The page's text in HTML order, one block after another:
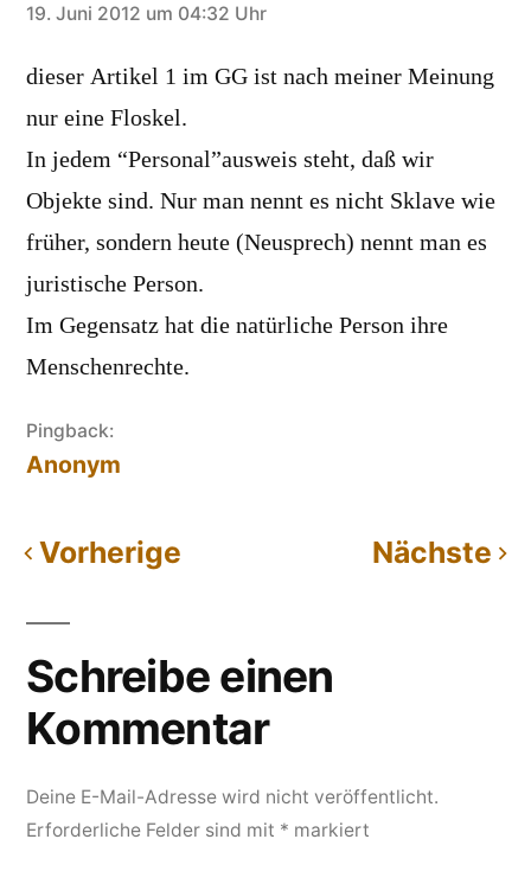
sagt:
19. Juni 2012 um 04:32 Uhr
dieser Artikel 1 im GG ist nach meiner Meinung
nur eine Floskel.
In jedem “Personal”ausweis steht, daß wir
Objekte sind. Nur man nennt es nicht Sklave wie
früher, sondern heute (Neusprech) nennt man es
juristische Person.
Im Gegensatz hat die natürliche Person ihre
Menschenrechte.
Pingback:
Anonym
Kommentarnavigation
Vorherige Nächste
Schreibe einen
Kommentar
Deine E-Mail-Adresse wird nicht veröffentlicht.
Erforderliche Felder sind mit * markiert